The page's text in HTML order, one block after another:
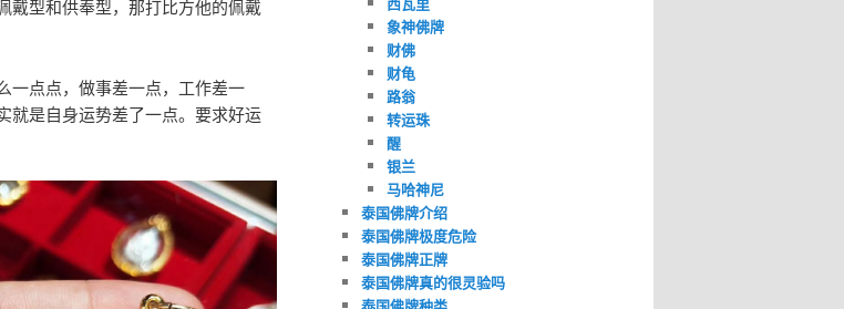
戴型和供奉型，那打比方他的佩戴
一点点，做事差一点，工作差一
就是自身运势差了一点。要求好运
象神佛牌
财佛
财龟
路翁
转运珠
醒
银兰
马哈神尼
泰国佛牌介绍
泰国佛牌极度危险
泰国佛牌正牌
泰国佛牌真的很灵验吗